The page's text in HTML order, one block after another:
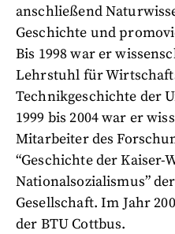
anschließend
Geschichte und
Bis 1998 war er
Lehrstuhl für
Technikgeschichte der
1999 bis 2004 war er
Mitarbeiter des
“Geschichte der
Nationalsozialismus”
Gesellschaft. Im Jahr
der BTU Cottbus.